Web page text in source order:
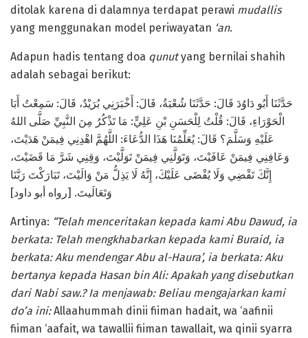
ditolak karena di dalamnya terdapat perawi mudallis
yang menggunakan model periwayatan ‘an.
Adapun hadis tentang doa qunutyang bernilai shahih
adalah sebagai berikut:
حَدَّثَنَا أَبُو دَاوُدَ قَالَ: حَدَّثَنَا شُعْبَةُ، قَالَ: أَخْبَرَنِي بُرَيْدٌ، قَالَ: سَمِعْتُ أَبَا
الْحَوْرَاءِ، قَالَ: قُلْتُ لِلْحَسَنِ بْنِ عَلِيٍّ: مَا تَذْكُرُ مِنَ النَّبِيِّ صَلَّى اللهُ
عَلَيْهِ وَسَلَّمَ؟ قَالَ: يُعَلِّمُنَا هَذَا الدُّعَاءَ: اللَّهُمَّ اهْدِنِي فِيمَنْ هَدَيْتَ،
وَعَافِنِي فِيمَنْ عَافَيْتَ، وَتَوَلَّنِي فِيمَنْ تَوَلَّيْتَ، وَقِنِي شَرَّ مَا قَضَيْتَ،
إِنَّكَ تَقْضِي وَلَا يُقْضَى عَلَيْكَ، إِنَّهُ لَا يَذِلُّ مَنْ وَالَيْتَ، تَبَارَكْتَ رَبَّنَا
وَتَعَالَيتَ. [رواه أبو داود]
Artinya: “Telah menceritakan kepada kamiAbu Dawud, ia
berkata: Telah mengkhabarkan kepada kami Buraid, ia
berkata: Aku mendengar Abu al-Haura’, ia berkata: Aku
bertanya kepada Hasan bin Ali: Apakah yang disebutkan
dari Nabi saw.? Ia menjawab: Beliau mengajarkan kami
do’a ini:Allaahummah dinii fiiman hadait, wa ‘aafinii
fiiman ‘aafait, wa tawallii fiiman tawallait, wa qinii syarra